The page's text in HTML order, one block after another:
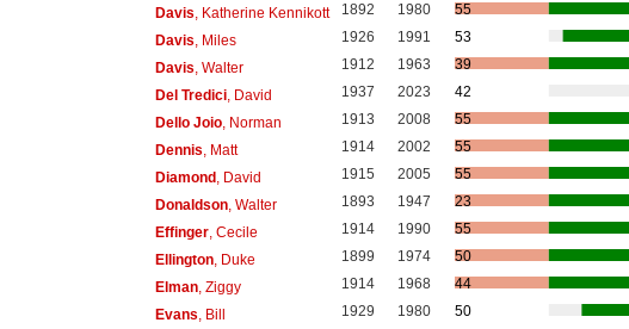
Davis , Katherine Kennikott 1892 1980
55
Davis , Miles 1926 1991
53
Davis , Walter 1912 1963
39
Del Tredici, David 1937 2023
42
Dello Joio, Norman 1913 2008
55
Dennis , Matt 1914 2002
55
Diamond, David 1915 2005
55
Donaldson, Walter 1893 1947
23
Effinger, Cecile 1914 1990
55
Ellington, Duke 1899 1974
50
Elman, Ziggy 1914 1968
44
Evans , Bill 1929 1980
50